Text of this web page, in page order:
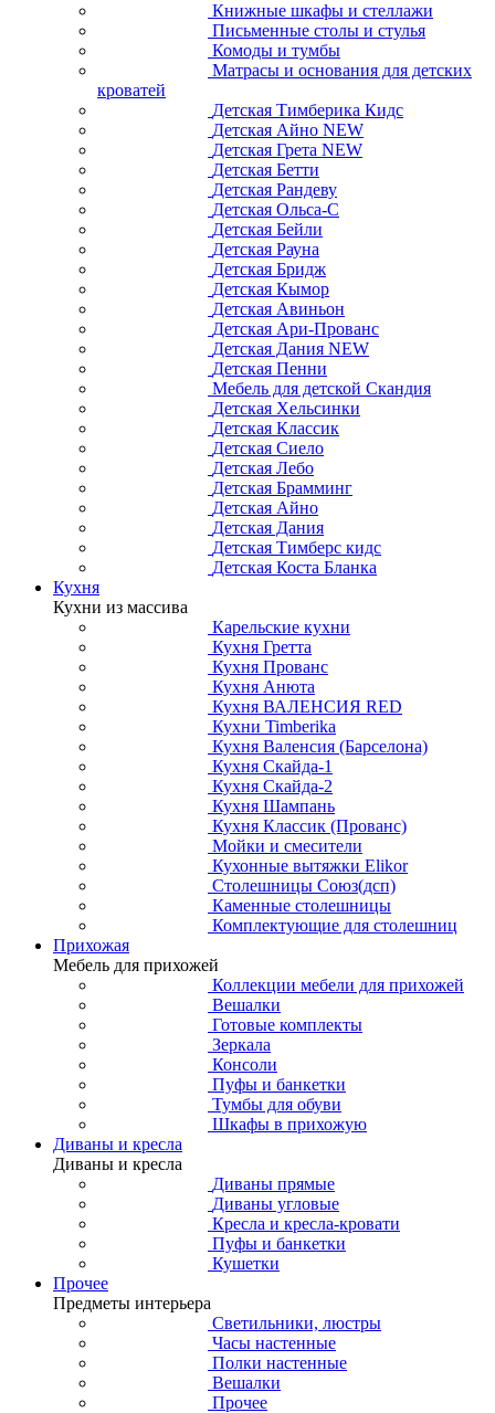
Книжные шкафы и стеллажи
Письменные столы и стулья
Комоды и тумбы
Матрасы и основания для детских
кроватей
Детская Тимберика Кидс
Детская Айно NEW
Детская Грета NEW
Детская Бетти
Детская Рандеву
Детская Ольса-С
Детская Бейли
Детская Рауна
Детская Бридж
Детская Кымор
Детская Авиньон
Детская Ари-Прованс
Детская Дания NEW
Детская Пенни
Мебель для детской Скандия
Детская Хельсинки
Детская Классик
Детская Сиело
Детская Лебо
Детская Брамминг
Детская Айно
Детская Дания
Детская Тимберс кидс
Детская Коста Бланка
Кухня
Кухни из массива
Карельские кухни
Кухня Гретта
Кухня Прованс
Кухня Анюта
Кухня ВАЛЕНСИЯ RED
Кухни Timberika
Кухня Валенсия (Барселона)
Кухня Скайда-1
Кухня Скайда-2
Кухня Шампань
Кухня Классик (Прованс)
Мойки и смесители
Кухонные вытяжки Elikor
Столешницы Союз(дсп)
Каменные столешницы
Комплектующие для столешниц
Прихожая
Мебель для прихожей
Коллекции мебели для прихожей
Вешалки
Готовые комплекты
Зеркала
Консоли
Пуфы и банкетки
Тумбы для обуви
Шкафы в прихожую
Диваны и кресла
Диваны и кресла
Диваны прямые
Диваны угловые
Кресла и кресла-кровати
Пуфы и банкетки
Кушетки
Прочее
Предметы интерьера
Светильники, люстры
Часы настенные
Полки настенные
Вешалки
Прочее